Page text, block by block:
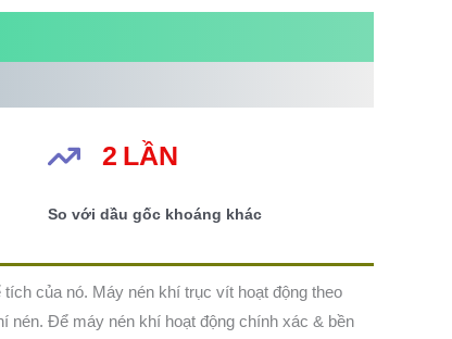
2 LẦN
So với dầu gốc khoáng khác
của nó. Máy nén khí trục vít hoạt động theo
nén. Để máy nén khí hoạt động chính xác & bền